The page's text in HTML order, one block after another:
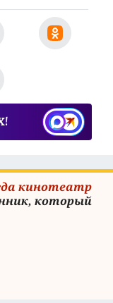
кинотеатр
который